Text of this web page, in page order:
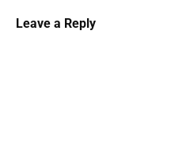
Leave a Reply